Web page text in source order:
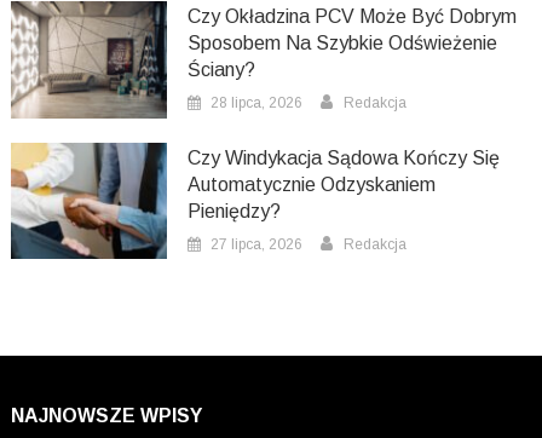
Czy Okładzina PCV Może Być Dobrym
Sposobem Na Szybkie Odświeżenie
Ściany?
28 lipca, 2026 Redakcja
Czy Windykacja Sądowa Kończy Się
Automatycznie Odzyskaniem
Pieniędzy?
27 lipca, 2026 Redakcja
NAJNOWSZE WPISY